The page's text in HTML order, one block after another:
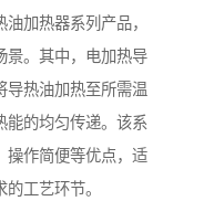
加热器系列产品，
景。其中，电加热导
导热油加热至所需温
能的均匀传递。该系
操作简便等优点，适
工艺环节。